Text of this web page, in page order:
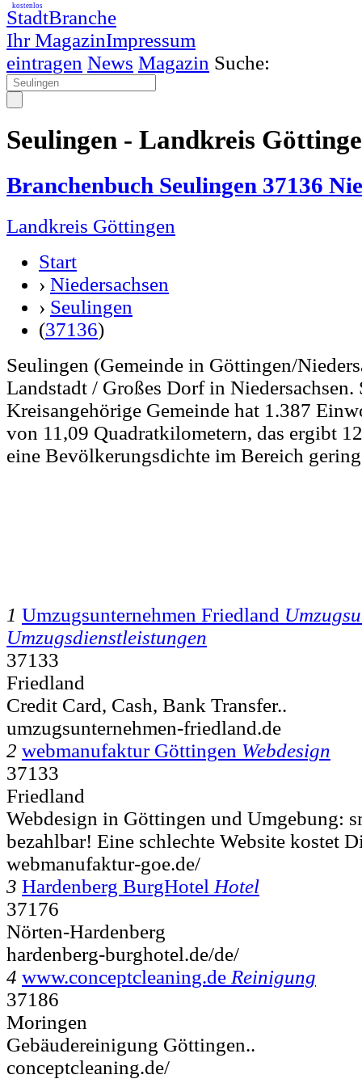
StadtBranche
Ihr MagazinImpressum
kostenlos
eintragen News Magazin Suche:
Seulingen - Landkreis
Branchenbuch Seulingen 37136
Landkreis Göttingen
Start
› Niedersachsen
› Seulingen
(37136)
Seulingen (Gemeinde in Göttingen/
Landstadt / Großes Dorf in Niedersachsen.
Kreisangehörige Gemeinde hat 1.387
von 11,09 Quadratkilometern, das ergibt
eine Bevölkerungsdichte im Bereich
1 Umzugsunternehmen Friedland
Umzugsdienstleistungen
37133
Friedland
Credit Card, Cash, Bank Transfer..
umzugsunternehmen-friedland.de
2 webmanufaktur Göttingen Webdesign
37133
Friedland
Webdesign in Göttingen und Umgebung:
bezahlbar! Eine schlechte Website kostet
webmanufaktur-goe.de/
3 Hardenberg BurgHotel Hotel
37176
Nörten-Hardenberg
hardenberg-burghotel.de/de/
4 www.conceptcleaning.de Reinigung
37186
Moringen
Gebäudereinigung Göttingen..
conceptcleaning.de/